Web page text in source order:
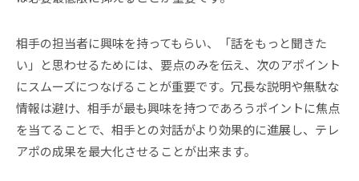
相手の担当者に興味を持ってもらい、「話をもっと聞きた
い」と思わせるためには、要点のみを伝え、次のアポイント
にスムーズにつなげることが重要です。冗長な説明や無駄な
情報は避け、相手が最も興味を持つであろうポイントに焦点
を当てることで、相手との対話がより効果的に進展し、テレ
アポの成果を最大化させることが出来ます。